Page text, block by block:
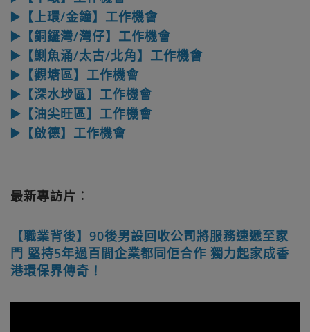
▶️【上環/金鐘】工作機會
▶️【銅鑼灣/灣仔】工作機會
▶️【鰂魚涌/太古/北角】工作機會
▶️【觀塘區】工作機會
▶️【深水埗區】工作機會
▶️【油尖旺區】工作機會
▶️【啟德】工作機會
最新專訪片︰
【職業背後】90後男設回收公司將服務速遞至家
門 堅持5年過百間企業都同佢合作 獨力起家成香
港環保界傳奇！